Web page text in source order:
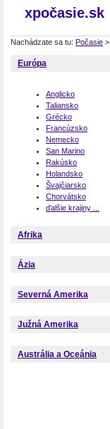
xpočasie.sk
Nachádzate sa tu: Počasie >
Európa
Anglicko
Taliansko
Grécko
Francúzsko
Nemecko
San Marino
Rakúsko
Holandsko
Švajčiarsko
Chorvátsko
ďalšie krajiny ...
Afrika
Ázia
Severná Amerika
Južná Amerika
Austrália a Oceánia